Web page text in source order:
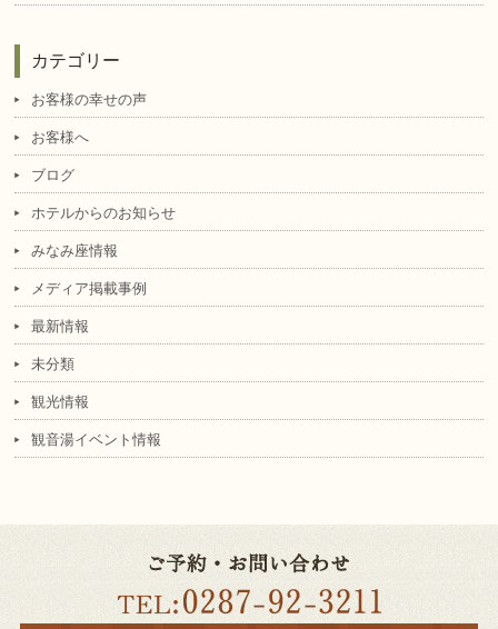
カテゴリー
お客様の幸せの声
お客様へ
ブログ
ホテルからのお知らせ
みなみ座情報
メディア掲載事例
最新情報
未分類
観光情報
観音湯イベント情報